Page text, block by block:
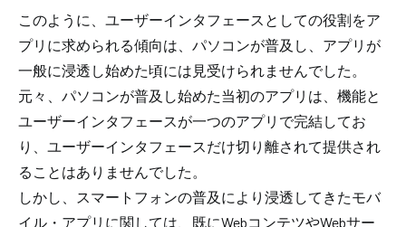
このように、ユーザーインタフェースとしての役割をア
プリに求められる傾向は、パソコンが普及し、アプリが
一般に浸透し始めた頃には見受けられませんでした。
元々、パソコンが普及し始めた当初のアプリは、機能と
ユーザーインタフェースが一つのアプリで完結してお
り、ユーザーインタフェースだけ切り離されて提供され
ることはありませんでした。
しかし、スマートフォンの普及により浸透してきたモバ
イル・アプリに関しては、既にWebコンテツやWebサー